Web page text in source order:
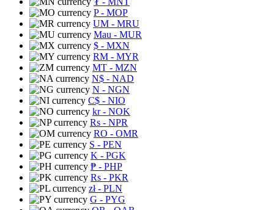
P- MOP
UM - MRU
Mau - MUR
$ - MXN
RM - MYR
MT - MZN
N$ - NAD
N - NGN
C$ - NIO
kr- NOK
Rs - NPR
RO - OMR
S - PEN
K - PGK
₱ - PHP
Rs - PKR
zł- PLN
G - PYG